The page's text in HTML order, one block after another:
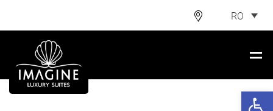
Deschide
RO